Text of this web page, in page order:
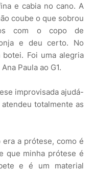
e cabia no cano. A
coube o que sobrou
com o copo de
e deu certo. No
Foi uma alegria
Paula ao G1.
improvisada ajudá-
totalmente as
a prótese, como é
que minha prótese é
e é um material